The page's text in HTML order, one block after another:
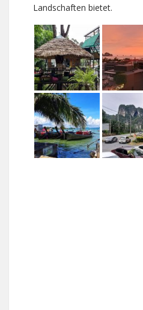
Landschaften bietet.